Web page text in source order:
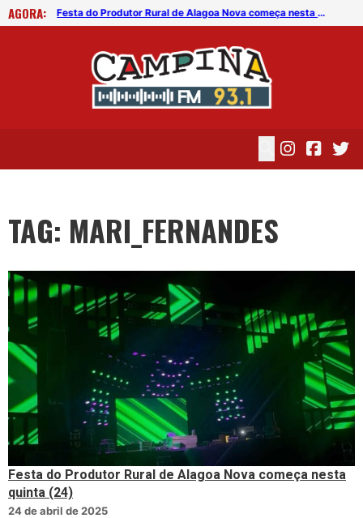
AGORA: Festa do Produtor Rural de Alagoa Nova começa nesta quinta (24)
TAG: MARI_FERNANDES
Festa do Produtor Rural de Alagoa Nova começa nesta
quinta (24)
24 de abril de 2025